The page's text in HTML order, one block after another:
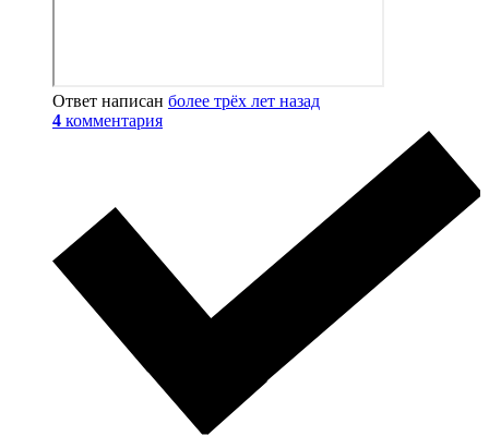
Ответ написан более трёх лет назад
4 комментария